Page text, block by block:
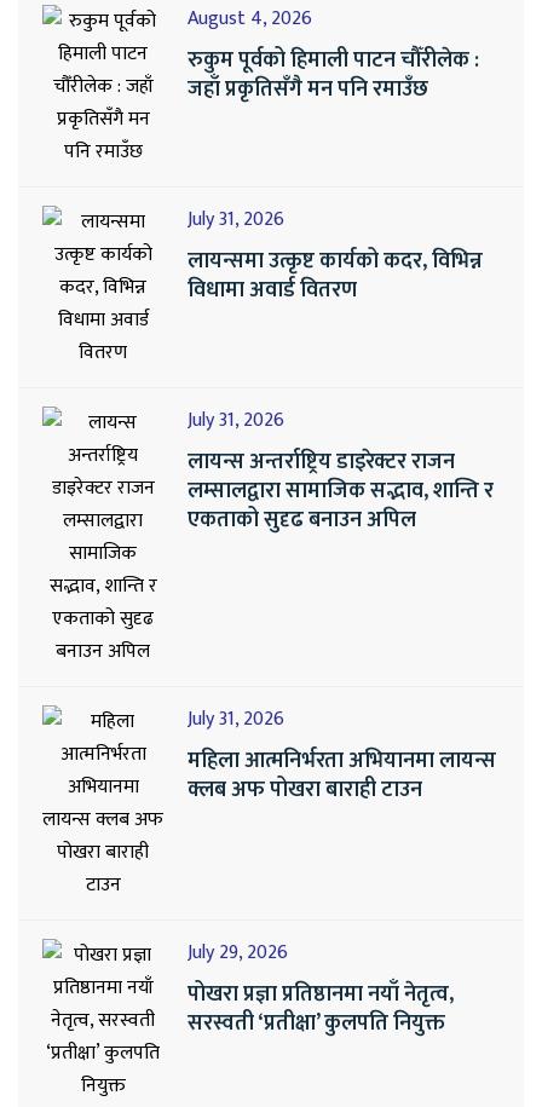
August 4, 2026
रुकुम पूर्वको हिमाली पाटन चौँरीलेक :
जहाँ प्रकृतिसँगै मन पनि रमाउँछ
July 31, 2026
लायन्समा उत्कृष्ट कार्यको कदर, विभिन्न
विधामा अवार्ड वितरण
July 31, 2026
लायन्स अन्तर्राष्ट्रिय डाइरेक्टर राजन
लम्सालद्वारा सामाजिक सद्भाव, शान्ति र
एकताको सुदृढ बनाउन अपिल
July 31, 2026
महिला आत्मनिर्भरता अभियानमा लायन्स
क्लब अफ पोखरा बाराही टाउन
July 29, 2026
पोखरा प्रज्ञा प्रतिष्ठानमा नयाँ नेतृत्व,
सरस्वती ‘प्रतीक्षा’ कुलपति नियुक्त